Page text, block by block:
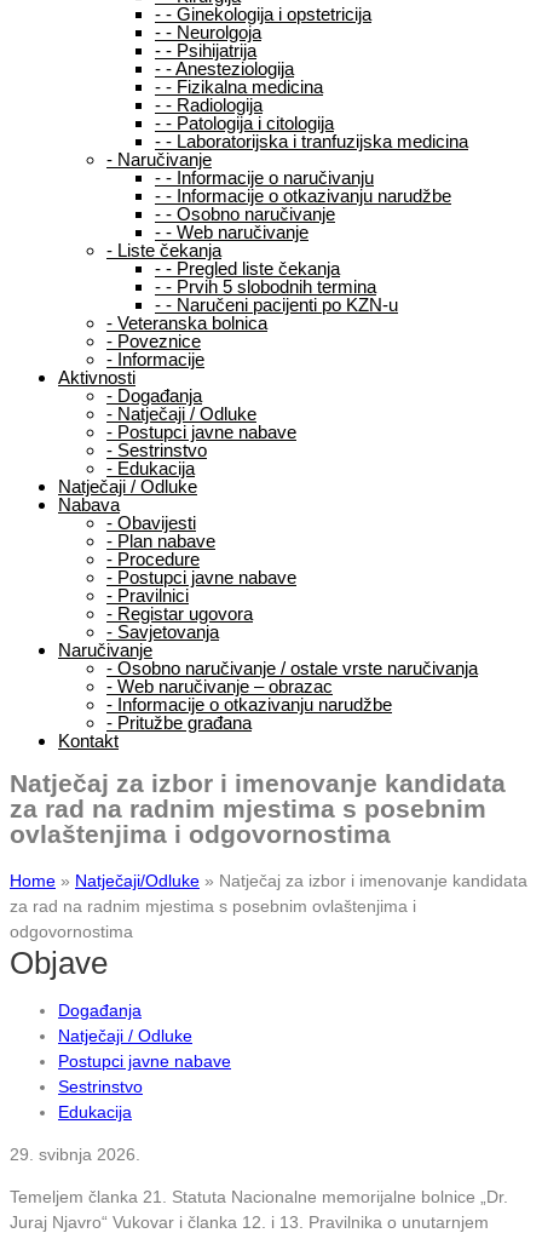
- - Ginekologija i opstetricija
- - Neurolgoja
- - Psihijatrija
- -Anesteziologija
- - Fizikalna medicina
- - Radiologija
- - Patologija i citologija
- - Laboratorijska i tranfuzijska medicina
- Naručivanje
- - Informacije o naručivanju
- - Informacije o otkazivanju narudžbe
- - Osobno naručivanje
- - Web naručivanje
- Liste čekanja
- - Pregled liste čekanja
- - Prvih 5 slobodnih termina
- - Naručeni pacijenti po KZN-u
- Veteranska bolnica
- Poveznice
- Informacije
Aktivnosti
- Događanja
- Natječaji / Odluke
- Postupci javne nabave
- Sestrinstvo
- Edukacija
Natječaji / Odluke
Nabava
- Obavijesti
- Plan nabave
- Procedure
- Postupci javne nabave
- Pravilnici
- Registar ugovora
- Savjetovanja
Naručivanje
- Osobno naručivanje / ostale vrste naručivanja
- Web naručivanje – obrazac
- Informacije o otkazivanju narudžbe
- Pritužbe građana
Kontakt
Natječaj za izbor i imenovanje kandidata
za rad na radnim mjestima s posebnim
ovlaštenjima i odgovornostima
Home » Natječaji/Odluke » Natječaj za izbor i imenovanje kandidata
za rad na radnim mjestima s posebnim ovlaštenjima i
odgovornostima
Objave
Događanja
Natječaji / Odluke
Postupci javne nabave
Sestrinstvo
Edukacija
29. svibnja 2026.
Temeljem članka 21. Statuta Nacionalne memorijalne bolnice „Dr.
Juraj Njavro“ Vukovar i članka 12. i 13. Pravilnika o unutarnjem